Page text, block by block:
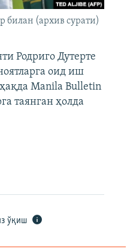
билан (архив сурати)
Родриго Дутерте
оид иш
Manila Bulletin
таянган ҳолда
ўқиш